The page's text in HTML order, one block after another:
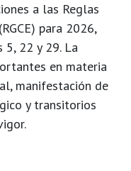
a las Reglas
para 2026,
5, 22 y 29. La
en materia
manifestación de
y transitorios